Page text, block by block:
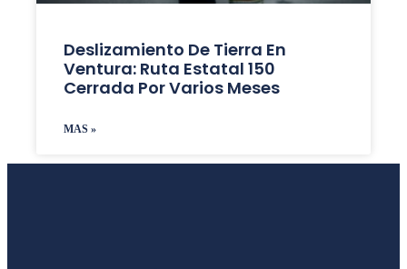
Deslizamiento De Tierra En
Ventura: Ruta Estatal 150
Cerrada Por Varios Meses
MAS »